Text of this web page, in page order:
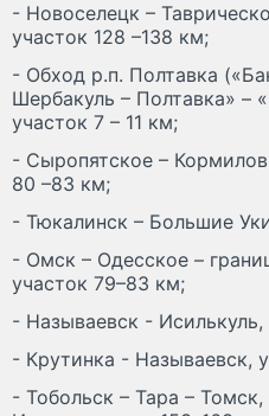
- Новоселецк –
участок 128 –138 км;
- Обход р.п. Полтавка
Шербакуль – Полтавка» –
участок 7 – 11 км;
- Сыропятское –
80 –83 км;
- Тюкалинск – Большие
- Омск – Одесское –
участок 79–83 км;
- Называевск -
- Крутинка - Называевск,
- Тобольск – Тара –